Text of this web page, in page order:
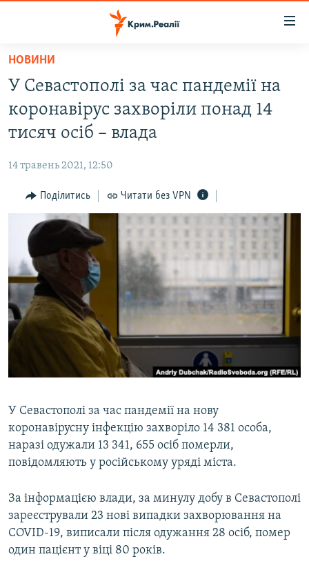
Перейти
основного
матеріалу
Перейти
до
основної
навігації
Перейти
до
пошуку
ВІДЕО ТА ФОТО
БЛОГИ
ПОГЛЯД
ІНТЕРВ'Ю
ВСЕ ЗА ДЕНЬ
СПЕЦПРОЕКТИ
ДЕПОРТАЦІЯ
ВІДЕОУРОКИ «ELIFBE»
СВІДЧЕННЯ ОКУПАЦІЇ
УКРАЇНСЬКА ПРОБЛЕМА КРИМУ
ЯК ОБІЙТИ БЛОКУВАННЯ
Русский
Усі сайти RFE/RL
НОВИНИ
У Севастополі за час пандемії на
коронавірус захворіли понад 14
тисяч осіб – влада
14 травень 2021, 12:50
Поділитись Читати без VPN
У Севастополі за час пандемії на нову
коронавірусну інфекцію захворіло 14 381 особа,
наразі одужали 13 341, 655 осіб померли,
повідомляють у російському уряді міста.
За інформацією влади, за минулу добу в Севастополі
зареєстрували 23 нові випадки захворювання на
COVID-19, виписали після одужання 28 осіб, помер
один пацієнт у віці 80 років.